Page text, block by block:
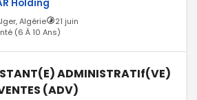
Holding
Algérie
21 juin
(6 À 10 Ans)
ADMINISTRATIf(VE)
(ADV)